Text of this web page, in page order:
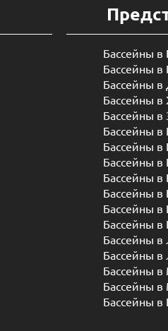
Бассейны
Бассейны в
Бассейны в
Бассейны
Бассейны в
Бассейны в
Бассейны
Бассейны в
Бассейны
Бассейны в
Бассейны в
Бассейны в
Бассейны в
Бассейны в
Бассейны
Бассейны
Бассейны в